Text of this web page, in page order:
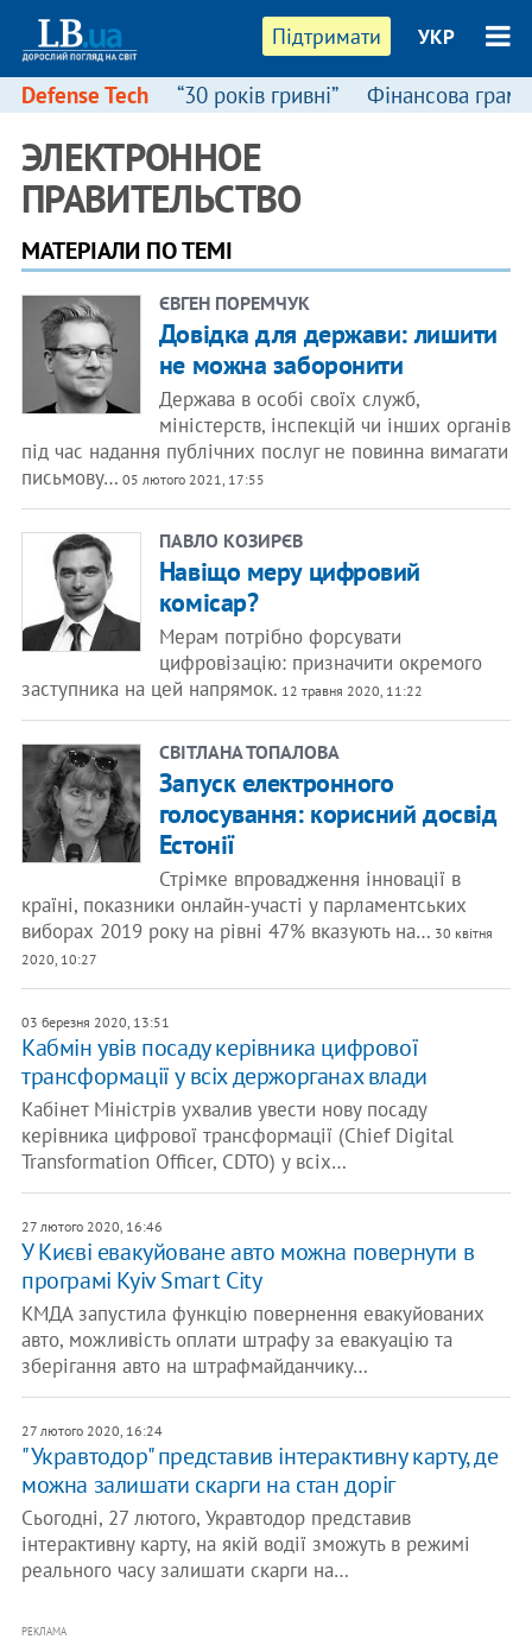
Підтримати УКР
Defense Tech “30 років гривні” Фінансова
ЭЛЕКТРОННОЕ
ПРАВИТЕЛЬСТВО
МАТЕРІАЛИ ПО ТЕМІ
ЄВГЕН ПОРЕМЧУК
Довідка для держави: лишити
не можна заборонити
Держава в особі своїх служб,
міністерств, інспекцій чи інших органів
під час надання публічних послуг не повинна вимагати
письмову… 05 лютого 2021, 17:55
ПАВЛО КОЗИРЄВ
Навіщо меру цифровий
комісар?
Мерам потрібно форсувати
цифровізацію: призначити окремого
заступника на цей напрямок. 12 травня 2020, 11:22
СВІТЛАНА ТОПАЛОВА
Запуск електронного
голосування: корисний досвід
Естонії
Стрімке впровадження інновації в
країні, показники онлайн-участі у парламентських
виборах 2019 року на рівні 47% вказують на… 30 квітня
2020, 10:27
03 березня 2020, 13:51
Кабмін увів посаду керівника цифрової
трансформації у всіх держорганах влади
Кабінет Міністрів ухвалив увести нову посаду
керівника цифрової трансформації (Chief Digital
Transformation Officer, CDTO) у всіх…
27 лютого 2020, 16:46
У Києві евакуйоване авто можна повернути в
програмі Kyiv Smart City
КМДА запустила функцію повернення евакуйованих
авто, можливість оплати штрафу за евакуацію та
зберігання авто на штрафмайданчику…
27 лютого 2020, 16:24
"Укравтодор" представив інтерактивну карту, де
можна залишати скарги на стан доріг
Сьогодні, 27 лютого, Укравтодор представив
інтерактивну карту, на якій водії зможуть в режимі
реального часу залишати скарги на…
РЕКЛАМА